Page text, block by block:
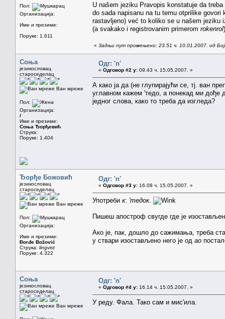
Пол:
Организација:
Име и презиме:
Поруке: 1.611
U našem jeziku Pravopis konstatuje da treba
do sada napisanu na tu temu otprilike
rastavljeno) već to koliko se u našem jeziku
(a svakako i registrovanim primerom rokenrol
« Задњи пут промењено: 23.51 ч. 10.01.2007. од
Соња
језикословац
староседелац
Ван мреже
Пол:
Организација:
/
Име и презиме:
Соња Ђорђевић
Струка:
Поруке: 1.404
Одг: 'n'
« Одговор #2 у: 09.43 ч. 15.05.2007. »
А како ја да (не глупирајући се, тј. ван
углавном кажем 'тедо, а понекад ми дође
једног слова, како то треба да изгледа?
Ђорђе Божовић
језикословац
староседелац
Ван мреже
Пол:
Организација:
Име и презиме:
Đorđe Božović
Струка: lingvist
Поруке: 4.322
Одг: 'n'
« Одговор #3 у: 16.08 ч. 15.05.2007. »
Употреби к: 'тедок.
Пишеш апостроф свугде где је
Ако је, пак, дошло до сажимања, треба
у ствари изостављено него је од ао
Соња
језикословац
староседелац
Ван мреже
Одг: 'n'
« Одговор #4 у: 16.14 ч. 15.05.2007. »
У реду. Фала. Тако сам и мис'ила.